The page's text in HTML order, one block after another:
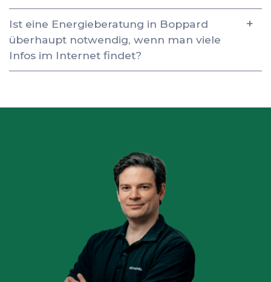
Ist eine Energieberatung in Boppard
überhaupt notwendig, wenn man viele
Infos im Internet findet?